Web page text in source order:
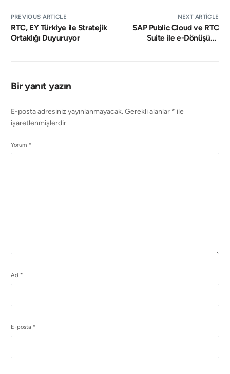
PREVIOUS ARTICLE
RTC, EY Türkiye ile Stratejik
Ortaklığı Duyuruyor
NEXT ARTICLE
SAP Public Cloud ve RTC
Suite ile e-Dönüşüm:
Bir yanıt yazın
E-posta adresiniz yayınlanmayacak. Gerekli alanlar * ile
işaretlenmişlerdir
Yorum *
Ad *
E-posta *